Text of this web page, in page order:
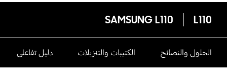
L110
SAMSUNG L110
الحلول والنصائح الكتيبات والتنزيلات دليل تفاعلى